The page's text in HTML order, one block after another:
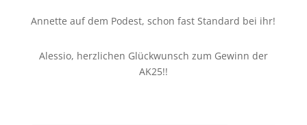
Annette auf dem Podest, schon fast Standard bei ihr!
Alessio, herzlichen Glückwunsch zum Gewinn der
AK25!!